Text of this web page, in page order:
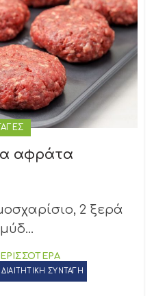
αφράτα
2 ξερά
ΣΥΝΤΑΓΗ